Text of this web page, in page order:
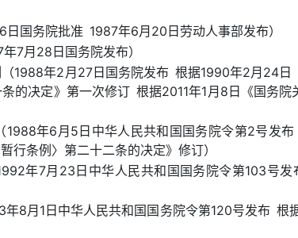
国务院批准 1987年6月20日劳动人事部发布）
7月28日国务院发布）
1988年2月27日国务院发布 根据1990年2月24日
的决定》第一次修订 根据2011年1月8日《国务院
1988年6月5日中华人民共和国国务院令第2号发
行条例〉第二十二条的决定》修订）
年7月23日中华人民共和国国务院令第103号发
8月1日中华人民共和国国务院令第120号发布 根